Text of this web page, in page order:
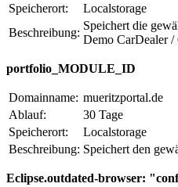
Speicherort:
Localstorage
Beschreibung:
Speichert die
Demo CarDealer
portfolio_MODULE_ID
Domainname: mueritzportal.de
Ablauf:
30 Tage
Speicherort:
Localstorage
Beschreibung: Speichert den
Eclipse.outdated-browser: